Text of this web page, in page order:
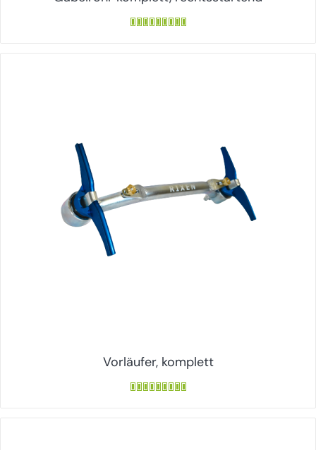
Vorläufer, komplett